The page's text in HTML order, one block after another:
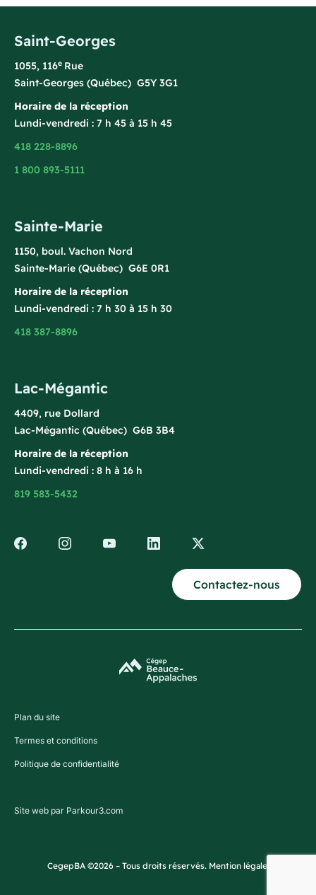
Saint-Georges
1055, 116e Rue
Saint-Georges (Québec) G5Y 3G1
Horaire de la réception
Lundi-vendredi : 7 h 45 à 15 h 45
418 228-8896
1 800 893-5111
Sainte-Marie
1150, boul. Vachon Nord
Sainte-Marie (Québec) G6E 0R1
Horaire de la réception
Lundi-vendredi : 7 h 30 à 15 h 30
418 387-8896
Lac-Mégantic
4409, rue Dollard
Lac-Mégantic (Québec) G6B 3B4
Horaire de la réception
Lundi-vendredi : 8 h à 16 h
819 583-5432
Contactez-nous
Plan du site
Termes et conditions
Politique de confidentialité
Site web par Parkour3.com
CegepBA ©2026 – Tous droits réservés. Mention légale.